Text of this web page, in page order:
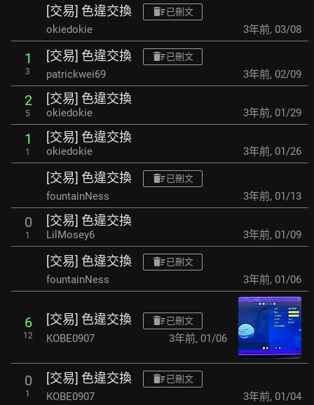
[交易] 色違交換 已刪文
okiedokie 3年前, 03/08
1
3
[交易] 色違交換 已刪文
patrickwei69 3年前, 02/09
2
5
[交易] 色違交換
okiedokie 3年前, 01/29
1
1
[交易] 色違交換
okiedokie 3年前, 01/26
[交易] 色違交換 已刪文
fountainNess 3年前, 01/13
0
1
[交易] 色違交換
LilMosey6 3年前, 01/09
[交易] 色違交換 已刪文
fountainNess 3年前, 01/06
6
12
[交易] 色違交換 已刪文
KOBE0907 3年前, 01/06
0
1
[交易] 色違交換 已刪文
KOBE0907 3年前, 01/04